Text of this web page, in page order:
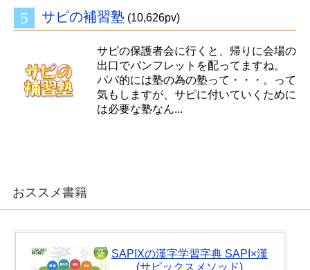
サピの補習塾 (10,626pv)
サピの保護者会に行くと、帰りに会場の
出口でパンフレットを配ってますね。
パパ的には塾の為の塾って・・・。って
気もしますが、サピに付いていくために
は必要な塾なん...
おススメ書籍
SAPIXの漢字学習字典 SAPI×漢
(サピックスメソッド)